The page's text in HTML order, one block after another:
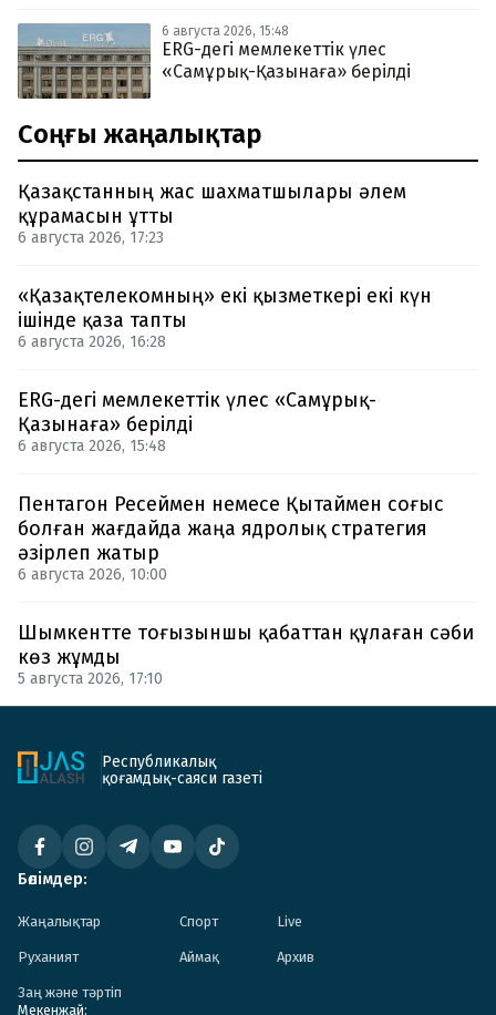
6 августа 2026, 15:48
ERG-дегі мемлекеттік үлес
«Самұрық-Қазынаға» берілді
Соңғы жаңалықтар
Қазақстанның жас шахматшылары әлем
құрамасын ұтты
6 августа 2026, 17:23
«Қазақтелекомның» екі қызметкері екі күн
ішінде қаза тапты
6 августа 2026, 16:28
ERG-дегі мемлекеттік үлес «Самұрық-
Қазынаға» берілді
6 августа 2026, 15:48
Пентагон Ресеймен немесе Қытаймен соғыс
болған жағдайда жаңа ядролық стратегия
әзірлеп жатыр
6 августа 2026, 10:00
Шымкентте тоғызыншы қабаттан құлаған сәби
көз жұмды
5 августа 2026, 17:10
Республикалық
қоғамдық-саяси газеті
Бөлімдер:
Жаңалықтар Спорт Live
Руханият Аймақ Архив
Заң және тәртіп
Мекенжай: